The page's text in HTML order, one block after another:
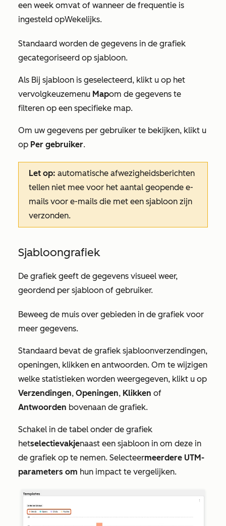
een week omvat of wanneer de frequentie is
ingesteld opWekelijks.
Standaard worden de gegevens in de grafiek
gecategoriseerd op sjabloon.
Als Bij sjabloon is geselecteerd, klikt u op het
vervolgkeuzemenu Mapom de gegevens te
filteren op een specifieke map.
Om uw gegevens per gebruiker te bekijken, klikt u
op Per gebruiker.
Let op: automatische afwezigheidsberichten
tellen niet mee voor het aantal geopende e-
mails voor e-mails die met een sjabloon zijn
verzonden.
Sjabloongrafiek
De grafiek geeft de gegevens visueel weer,
geordend per sjabloon of gebruiker.
Beweeg de muis over gebieden in de grafiek voor
meer gegevens.
Standaard bevat de grafiek sjabloonverzendingen,
openingen, klikken en antwoorden. Om te wijzigen
welke statistieken worden weergegeven, klikt u op
Verzendingen, Openingen, Klikken of
Antwoorden bovenaan de grafiek.
Schakel in de tabel onder de grafiek
hetselectievakjenaast een sjabloon in om deze in
de grafiek op te nemen. Selecteermeerdere UTM-
parameters om hun impact te vergelijken.